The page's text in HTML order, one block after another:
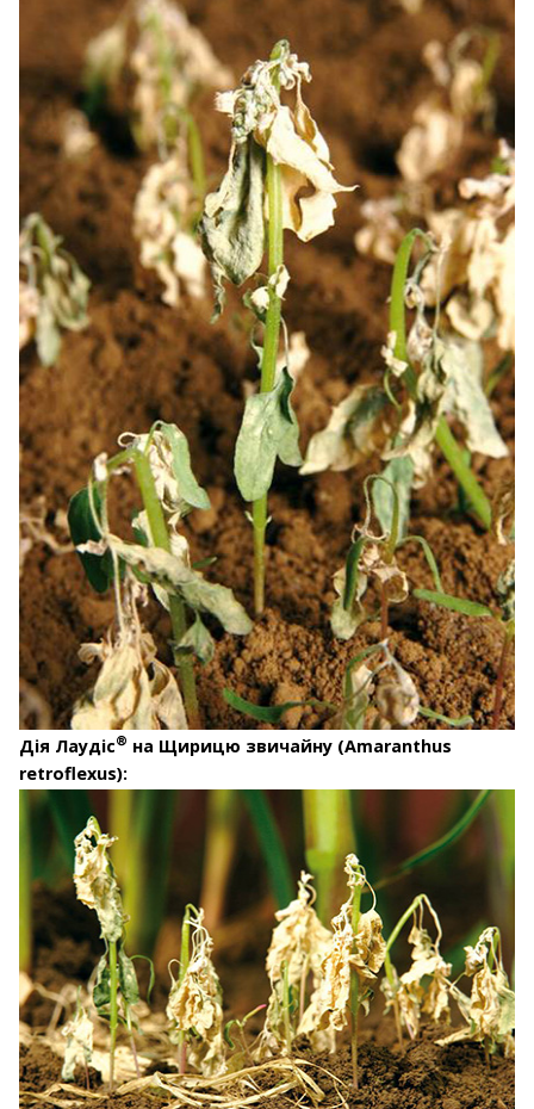
Дія Лаудіс® на Щирицю звичайну (Аmaranthus
retroflexus):